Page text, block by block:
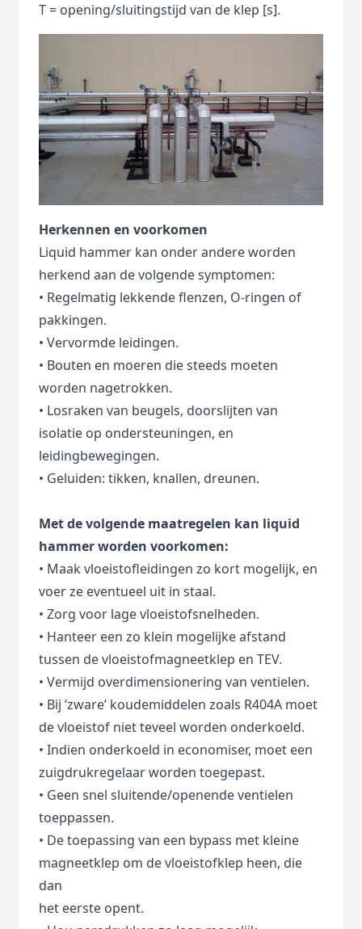
T = opening/sluitingstijd van de klep [s].
Herkennen en voorkomen
Liquid hammer kan onder andere worden
herkend aan de volgende symptomen:
• Regelmatig lekkende flenzen, O-ringen of
pakkingen.
• Vervormde leidingen.
• Bouten en moeren die steeds moeten
worden nagetrokken.
• Losraken van beugels, doorslijten van
isolatie op ondersteuningen, en
leidingbewegingen.
• Geluiden: tikken, knallen, dreunen.
Met de volgende maatregelen kan liquid
hammer worden voorkomen:
• Maak vloeistofleidingen zo kort mogelijk, en
voer ze eventueel uit in staal.
• Zorg voor lage vloeistofsnelheden.
• Hanteer een zo klein mogelijke afstand
tussen de vloeistofmagneetklep en TEV.
• Vermijd overdimensionering van ventielen.
• Bij ’zware’ koudemiddelen zoals R404A moet
de vloeistof niet teveel worden onderkoeld.
• Indien onderkoeld in economiser, moet een
zuigdrukregelaar worden toegepast.
• Geen snel sluitende/openende ventielen
toeppassen.
• De toepassing van een bypass met kleine
magneetklep om de vloeistofklep heen, die
dan
het eerste opent.